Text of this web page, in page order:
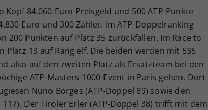
84.060 Euro Preisgeld und 500 ATP-Punkte
Euro und 300 Zähler. Im ATP-Doppelranking
Punkten auf Platz 35 zurückfallen. Im Race to
13 auf Rang elf. Die beiden werden mit 535
also auf den zweiten Platz als Ersatzteam bei den
ATP-Masters-1000-Event in Paris gehen. Dort
Nuno Borges (ATP-Doppel 89) sowie den
Der Tiroler Erler (ATP-Doppel 38) trifft mit dem